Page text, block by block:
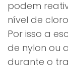
podem
nível de
Por isso a
de nylon ou
durante o